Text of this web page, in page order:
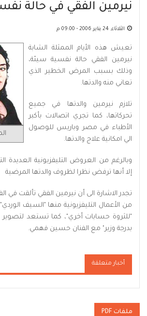
نيرمين الفقي في حالة
الثلاثاء, 24 يناير 2006 - 09:00 م
تعيش هذه الأيام الممثلة الشابة
نيرمين الفقي حالة نفسية سيئة،
وذلك بسبب المرض الخطير الذي
تعاني منه والدتها.
تلازم نيرمين والدتها في جميع
تحركاتها، كما تجري اتصالات بأكبر
الأطباء في مصر وباريس للوصول
الي امكانية علاج والدتها.
وبالرغم من العروض التليفزيونية العديدة
إلا أنها ترفض نظرا لظروف والدتها المرضية
تجدر الاشارة الى أن نيرمين الفقي تألقت في
من الأعمال التليفزيونية منها "السيف
"للثروة حسابات أخري"، كما تستعد
بدرجة وزير" مع الفنان حسين فهمي.
أخبار متعلقة
ملفات PDF